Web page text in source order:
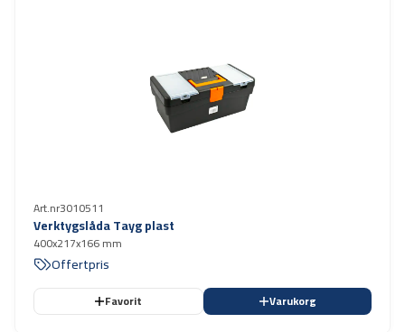
Art.nr3010511
Verktygslåda Tayg plast
400x217x166 mm
Offertpris
Favorit Varukorg